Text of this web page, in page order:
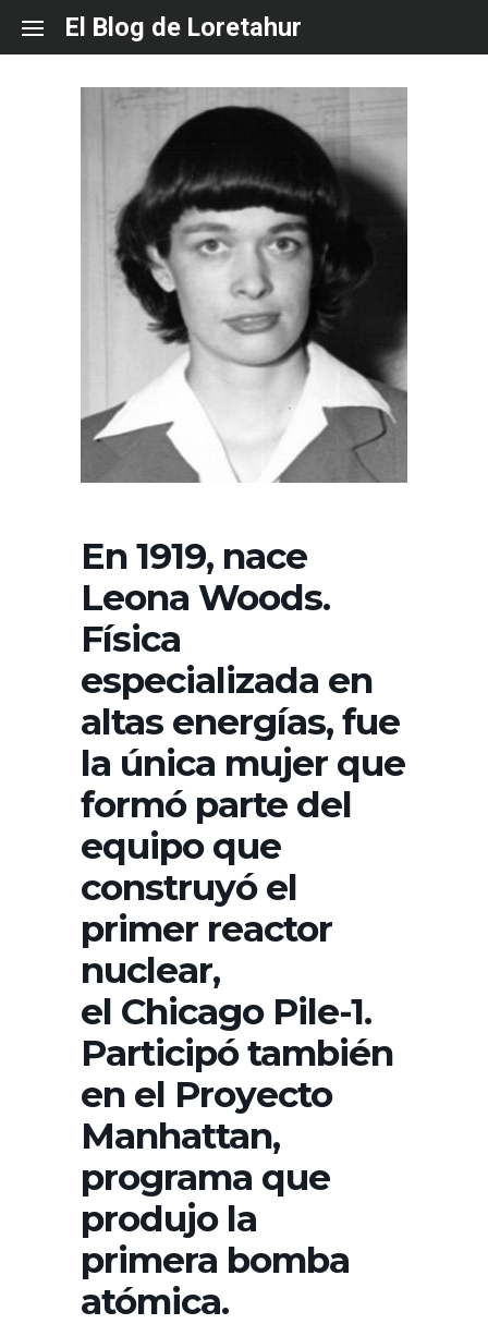
content
El Blog de Loretahur
En 1919, nace
Leona Woods.
Física
especializada en
altas energías, fue
la única mujer que
formó parte del
equipo que
construyó el
primer reactor
nuclear,
el Chicago Pile-1.
Participó también
en el Proyecto
Manhattan,
programa que
produjo la
primera bomba
atómica.